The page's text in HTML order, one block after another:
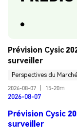
Prévision Cysic
surveiller
Perspectives du Marché
2026-08-07
15-20m
2026-08-07
Prévision Cysic
surveiller